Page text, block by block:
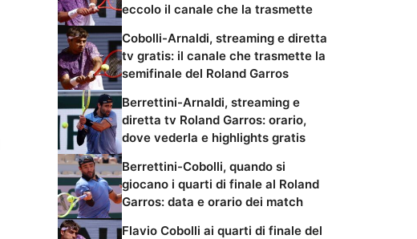
eccolo il canale che la trasmette
Cobolli-Arnaldi, streaming e diretta
tv gratis: il canale che trasmette la
semifinale del Roland Garros
Berrettini-Arnaldi, streaming e
diretta tv Roland Garros: orario,
dove vederla e highlights gratis
Berrettini-Cobolli, quando si
giocano i quarti di finale al Roland
Garros: data e orario dei match
Flavio Cobolli ai quarti di finale del